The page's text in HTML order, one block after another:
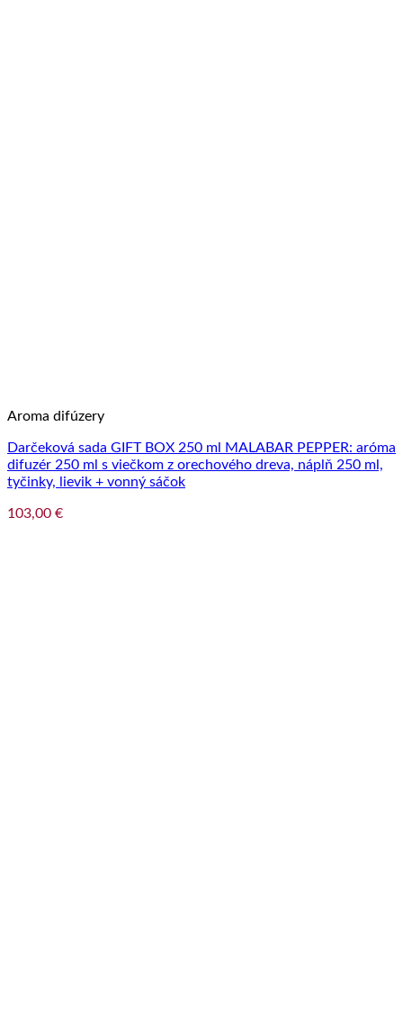
Aroma difúzery
Darčeková sada GIFT BOX 250 ml MALABAR PEPPER: aróma
difuzér 250 ml s viečkom z orechového dreva, náplň 250 ml,
tyčinky, lievik + vonný sáčok
103,00 €